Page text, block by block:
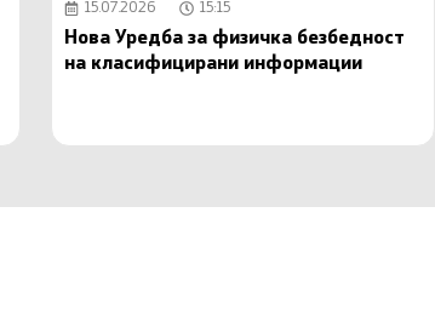
15.07.2026 15:15
Нова Уредба за физичка безбедност
на класифицирани информации